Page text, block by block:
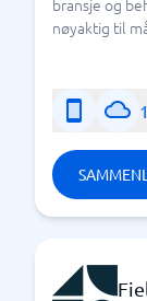
så å
leverandører
bindende.
Selvfølgelig
prøver finne
bedriftens
bransje og
nøyaktig til